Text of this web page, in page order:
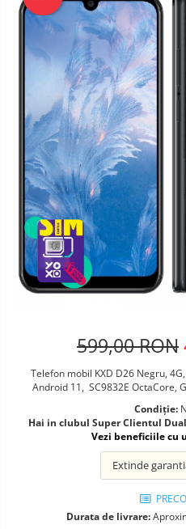
Telefoane mobile Ulefone
Telefoane mobile Unihertz
Telefoane mobile Cubot
Telefoane mobile Blackview
Telefoane mobile OSCAL
Telefoane mobile Fossibot
Telefoane mobile Lagenio
Telefoane mobile Samsung
Telefoane mobile iSEN
Telefoane mobile F150
Telefoane mobile HUAWEI
Telefoane mobile iHunt
Telefoane mobile Xiaomi
Telefoane mobile ZTE Nubia
Telefoane mobile ALTE
599,00 RON
Telefon mobil KXD D26 Negru,
Android 11, SC9832E OctaCore,
Condiție:
Hai in clubul Super Clientul
Vezi beneficiile cu
Durata de livrare: